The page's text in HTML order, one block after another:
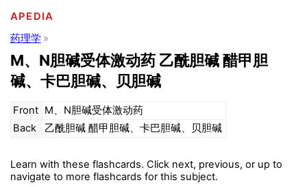
APEDIA
药理学
M、N胆碱受体激动药 乙酰胆碱 醋甲胆
碱、卡巴胆碱、贝胆碱
Front M、N胆碱受体激动药
Back
乙酰胆碱 醋甲胆碱、卡巴胆碱、贝胆碱
Learn with these flashcards. Click next, previous, or up to
navigate to more flashcards for this subject.